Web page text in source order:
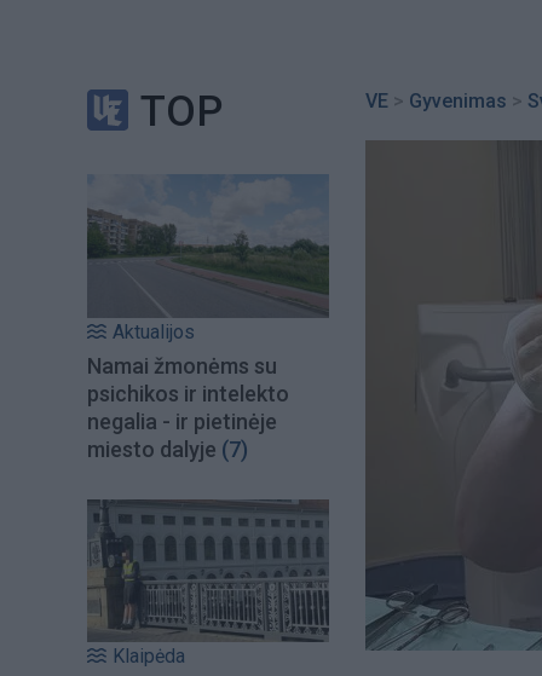
TOP
Aktualijos
Namai žmonėms su
psichikos ir intelekto
negalia - ir pietinėje
miesto dalyje (7)
Klaipėda
VE > Gyvenimas >